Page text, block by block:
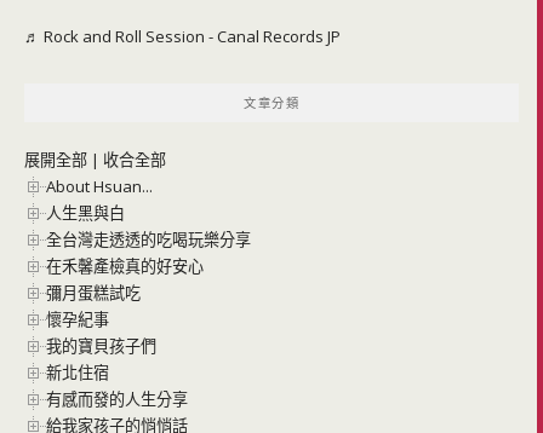
♬ Rock and Roll Session - Canal Records JP
文章分類
展開全部 | 收合全部
About Hsuan...
人生黑與白
全台灣走透透的吃喝玩樂分享
在禾馨產檢真的好安心
彌月蛋糕試吃
懷孕紀事
我的寶貝孩子們
新北住宿
有感而發的人生分享
給我家孩子的悄悄話